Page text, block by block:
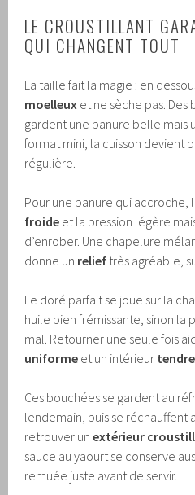
LE CROUSTILLANT
QUI CHANGENT TOUT
La taille fait la magie : en
moelleux et ne sèche pas.
gardent une panure belle mais
format mini, la cuisson devient
régulière.
Pour une panure qui accroche,
froide et la pression légère
d’enrober. Une chapelure
donne un relief très agréable,
Le doré parfait se joue sur la
huile bien frémissante, sinon la
mal. Retourner une seule fois
uniforme et un intérieur tendre
Ces bouchées se gardent au
lendemain, puis se réchauffent
retrouver unextérieur
sauce au yaourt se conserve
remuée juste avant de servir.